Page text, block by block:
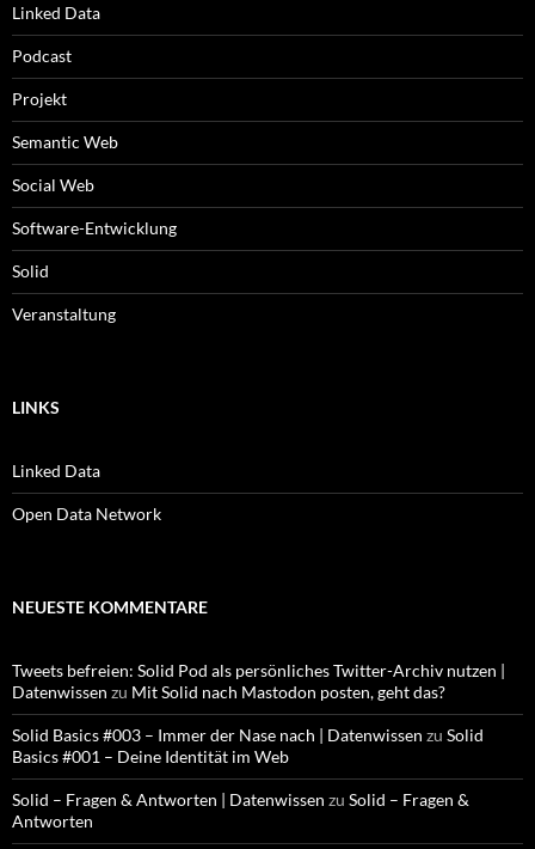
Linked Data
Podcast
Projekt
Semantic Web
Social Web
Software-Entwicklung
Solid
Veranstaltung
LINKS
Linked Data
Open Data Network
NEUESTE KOMMENTARE
Tweets befreien: Solid Pod als persönliches Twitter-Archiv nutzen |
Datenwissen zu Mit Solid nach Mastodon posten, geht das?
Solid Basics #003 – Immer der Nase nach | Datenwissen zu Solid
Basics #001 – Deine Identität im Web
Solid – Fragen & Antworten | Datenwissen zu Solid – Fragen &
Antworten